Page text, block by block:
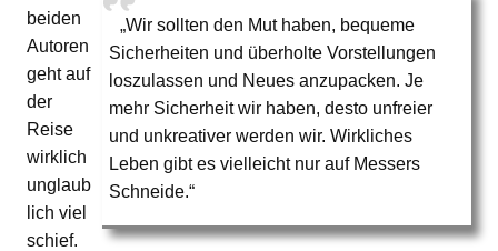
„Wir sollten den Mut haben, bequeme
Sicherheiten und überholte Vorstellungen
loszulassen und Neues anzupacken. Je
mehr Sicherheit wir haben, desto unfreier
und unkreativer werden wir. Wirkliches
Leben gibt es vielleicht nur auf Messers
Schneide.“
beiden
Autoren
geht auf
der
Reise
wirklich
unglaub
lich viel
schief.